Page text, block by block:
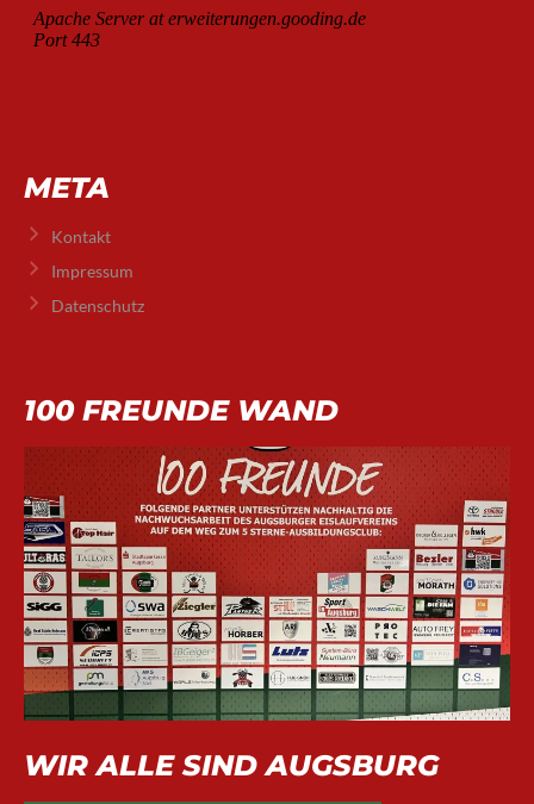
META
Kontakt
Impressum
Datenschutz
100 FREUNDE WAND
WIR ALLE SIND AUGSBURG